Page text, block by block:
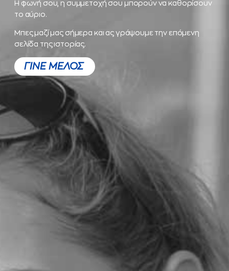
Η φωνή σου, η συμμετοχή σου μπορούν να καθορίσουν
το αύριο.
Μπες μαζί μας σήμερα και ας γράψουμε την επόμενη
σελίδα της ιστορίας.
ΓΙΝΕ ΜΕΛΟΣ